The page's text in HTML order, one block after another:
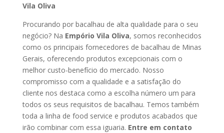
Vila Oliva
Procurando por bacalhau de alta qualidade para o seu
negócio? Na Empório Vila Oliva, somos reconhecidos
como os principais fornecedores de bacalhau de Minas
Gerais, oferecendo produtos excepcionais com o
melhor custo-benefício do mercado. Nosso
compromisso com a qualidade e a satisfação do
cliente nos destaca como a escolha número um para
todos os seus requisitos de bacalhau. Temos também
toda a linha de food service e produtos acabados que
irão combinar com essa iguaria. Entre em contato